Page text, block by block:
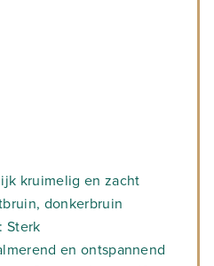
kruimelig en zacht
donkerbruin
Sterk
en ontspannend